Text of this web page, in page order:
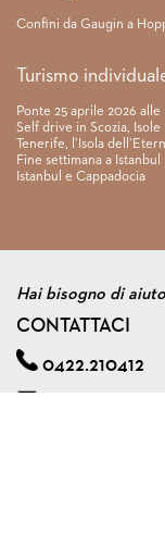
Confini da Gaugin a
Turismo
Ponte 25 aprile 2026
Self drive in Scozia,
Tenerife, l’Isola
Fine settimana a Istanbul
Istanbul e Cappadocia
Hai bisogno di
CONTATTACI
0422.210412